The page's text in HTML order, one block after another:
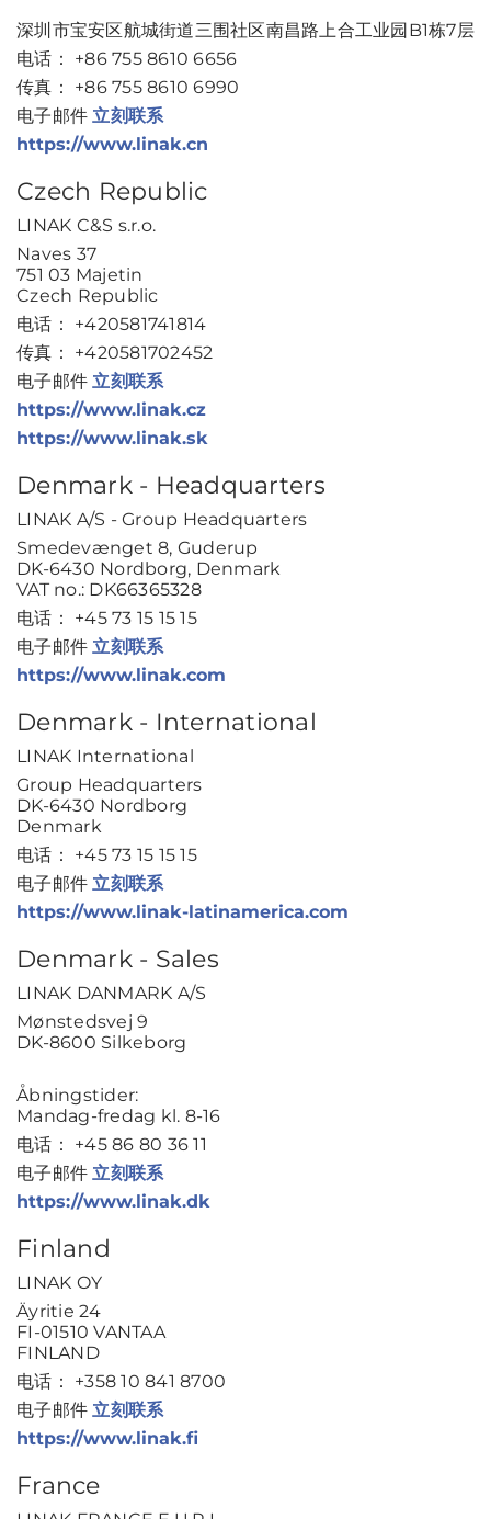
深圳市宝安区航城街道三围社区南昌路上合工业园B1栋7层
电话： +86 755 8610 6656
传真： +86 755 8610 6990
电子邮件立刻联系
https://www.linak.cn
Czech Republic
LINAK C&S s.r.o.
Naves 37
751 03 Majetin
Czech Republic
电话： +420581741814
传真： +420581702452
电子邮件立刻联系
https://www.linak.cz
https://www.linak.sk
Denmark - Headquarters
LINAK A/S - Group Headquarters
Smedevænget 8, Guderup
DK-6430 Nordborg, Denmark
VAT no.: DK66365328
电话： +45 73 15 15 15
电子邮件立刻联系
https://www.linak.com
Denmark - International
LINAK International
Group Headquarters
DK-6430 Nordborg
Denmark
电话： +45 73 15 15 15
电子邮件立刻联系
https://www.linak-latinamerica.com
Denmark - Sales
LINAK DANMARK A/S
Mønstedsvej 9
DK-8600 Silkeborg
Åbningstider:
Mandag-fredag kl. 8-16
电话： +45 86 80 36 11
电子邮件立刻联系
https://www.linak.dk
Finland
LINAK OY
Äyritie 24
FI-01510 VANTAA
FINLAND
电话： +358 10 841 8700
电子邮件立刻联系
https://www.linak.fi
France